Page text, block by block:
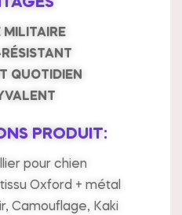
MILITAIRE
QUOTIDIEN
PRODUIT:
pour chien
Oxford + métal
Camouflage, Kaki